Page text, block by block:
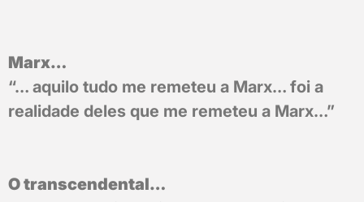
Marx…
“… aquilo tudo me remeteu a Marx… foi a
realidade deles que me remeteu a Marx…”
O transcendental…